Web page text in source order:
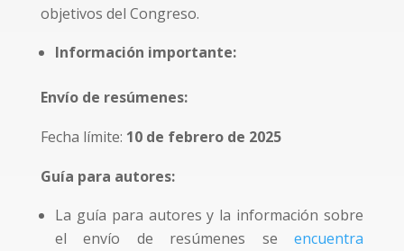
objetivos del Congreso.
Información importante:
Envío de resúmenes:
Fecha límite: 10 de febrero de 2025
Guía para autores:
La guía para autores y la información sobre
el envío de resúmenes seencuentra